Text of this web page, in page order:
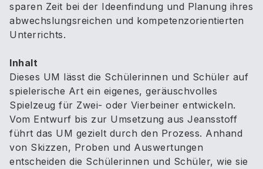
sparen Zeit bei der Ideenfindung und Planung ihres
abwechslungsreichen und kompetenzorientierten
Unterrichts.
Inhalt
Dieses UM lässt die Schülerinnen und Schüler auf
spielerische Art ein eigenes, geräuschvolles
Spielzeug für Zwei- oder Vierbeiner entwickeln.
Vom Entwurf bis zur Umsetzung aus Jeansstoff
führt das UM gezielt durch den Prozess. Anhand
von Skizzen, Proben und Auswertungen
entscheiden die Schülerinnen und Schüler, wie sie